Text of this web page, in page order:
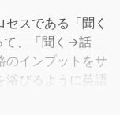
スである「聞く
、「聞く→話
のインプットをサ
びるように英語
に英語が自然と